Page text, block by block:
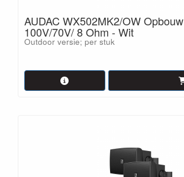
AUDAC WX502MK2/OW
100V/70V/ 8 Ohm - Wit
Outdoor versie; per stuk